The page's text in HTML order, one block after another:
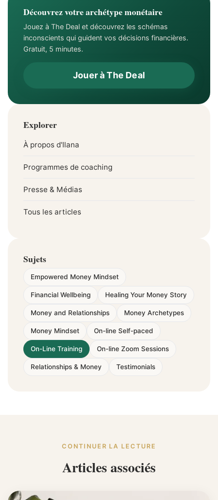
Découvrez votre archétype monétaire
Jouez à The Deal et découvrez les schémas
inconscients qui guident vos décisions financières.
Gratuit, 5 minutes.
Jouer à The Deal
Explorer
À propos d'Ilana
Programmes de coaching
Presse & Médias
Tous les articles
Sujets
Empowered Money Mindset
Financial Wellbeing Healing Your Money Story
Money and Relationships Money Archetypes
Money Mindset On-line Self-paced
On-Line Training On-line Zoom Sessions
Relationships & Money Testimonials
CONTINUER LA LECTURE
Articles associés